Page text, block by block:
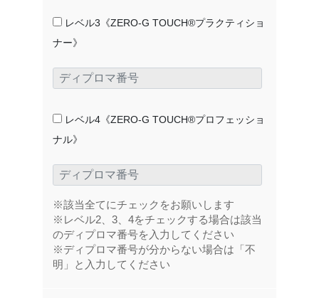
レベル3《ZERO-G TOUCH®プラクティショ
ナー》
レベル4《ZERO-G TOUCH®プロフェッショ
ナル》
※該当全てにチェックをお願いします
※レベル2、3、4をチェックする場合は該当
のディプロマ番号を入力してください
※ディプロマ番号が分からない場合は「不
明」と入力してください